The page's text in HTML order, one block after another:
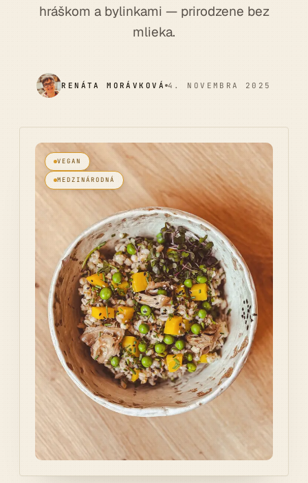
hráškom a bylinkami — prirodzene bez
mlieka.
RENÁTA MORÁVKOVÁ 4. NOVEMBRA 2025
VEGAN
MEDZINÁRODNÁ